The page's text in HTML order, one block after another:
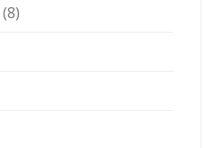
(8)